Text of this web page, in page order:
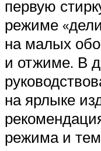
первую
режиме
на малых
и отжиме. В
на ярлыке
режима и